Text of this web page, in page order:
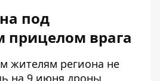
под
прицелом врага
жителям региона не
на 9 июня дроны